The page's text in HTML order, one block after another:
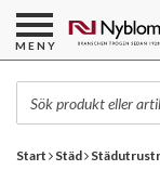
Start Städ
MENY